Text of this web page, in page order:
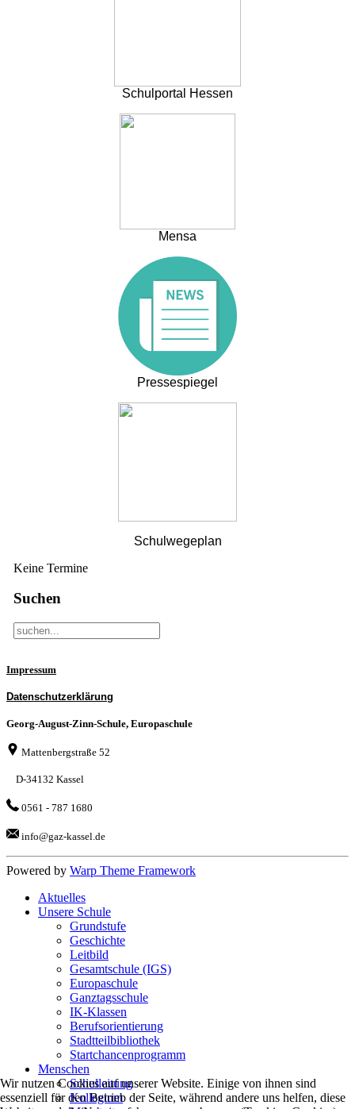
Schulportal Hessen
Mensa
Pressespiegel
Schulwegeplan
Keine Termine
Suchen
Impressum
Datenschutzerklärung
Georg-August-Zinn-Schule, Europaschule
Mattenbergstraße 52
D-34132 Kassel
0561 - 787 1680
info@gaz-kassel.de
Powered by Warp Theme Framework
Aktuelles
Unsere Schule
Grundstufe
Geschichte
Leitbild
Gesamtschule (IGS)
Europaschule
Ganztagsschule
IK-Klassen
Berufsorientierung
Stadtteilbibliothek
Startchancenprogramm
Menschen
Schulleitung
Kollegium
Wir nutzen Cookies auf unserer Website. Einige von ihnen sind
essenziell für den Betrieb der Seite, während andere uns helfen, diese